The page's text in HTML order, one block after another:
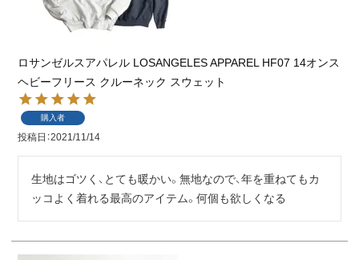
ロサンゼルスアパレル LOSANGELES APPAREL HF07 14オンス
ヘビーフリース クルーネック スウェット
購入者
投稿日 2021/11/14
生地はゴツく、とても暖かい。無地なので、年を重ねてもカ
ッコよく着れる最高のアイテム。何個も欲しくなる